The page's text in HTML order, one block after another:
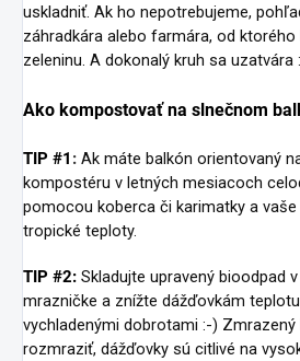
uskladniť. Ak ho nepotrebujeme,
záhradkára alebo farmára, od
zeleninu. A dokonalý kruh sa uzatvára
Ako kompostovať na slnečnom
TIP #1 : Ak máte balkón orientovaný
kompostéru v letných mesiacoch
pomocou koberca či karimatky a vaše
tropické teploty.
TIP #2: Skladujte upravený bioodpad
mrazničke a znížte dážďovkám
vychladenými dobrotami :-)
rozmraziť, dážďovky sú citlivé na